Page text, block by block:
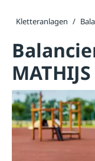
Kletteranlagen /
MATHIJS